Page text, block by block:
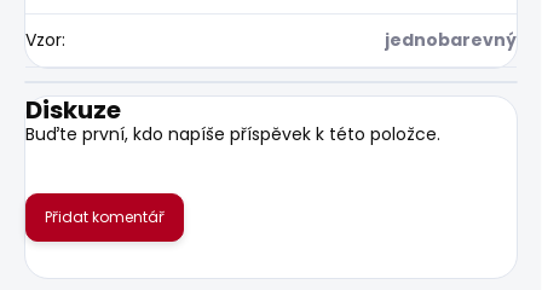
Vzor: jednobarevný
Diskuze
Buďte první, kdo napíše příspěvek k této položce.
Přidat komentář